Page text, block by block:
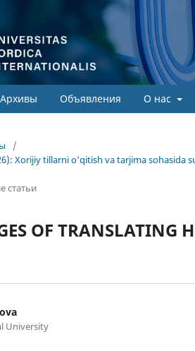
Архивы Объявления О нас
/
Xorijiy tillarni o'qitish va tarjima sohasida
статьи
OF TRANSLATING
University